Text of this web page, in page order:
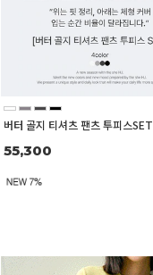
버터 골지 티셔츠 팬츠 투피스SET
55,300